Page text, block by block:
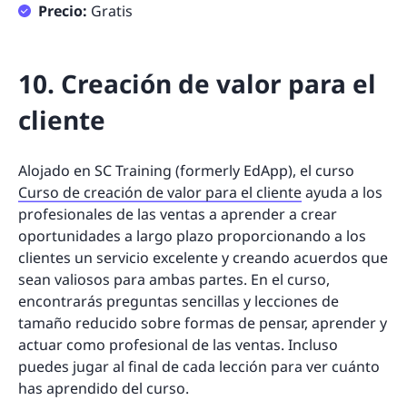
Precio: Gratis
10. Creación de valor para el
cliente
Alojado en SC Training (formerly EdApp), el curso
Curso de creación de valor para el clienteayuda a los
profesionales de las ventas a aprender a crear
oportunidades a largo plazo proporcionando a los
clientes un servicio excelente y creando acuerdos que
sean valiosos para ambas partes. En el curso,
encontrarás preguntas sencillas y lecciones de
tamaño reducido sobre formas de pensar, aprender y
actuar como profesional de las ventas. Incluso
puedes jugar al final de cada lección para ver cuánto
has aprendido del curso.